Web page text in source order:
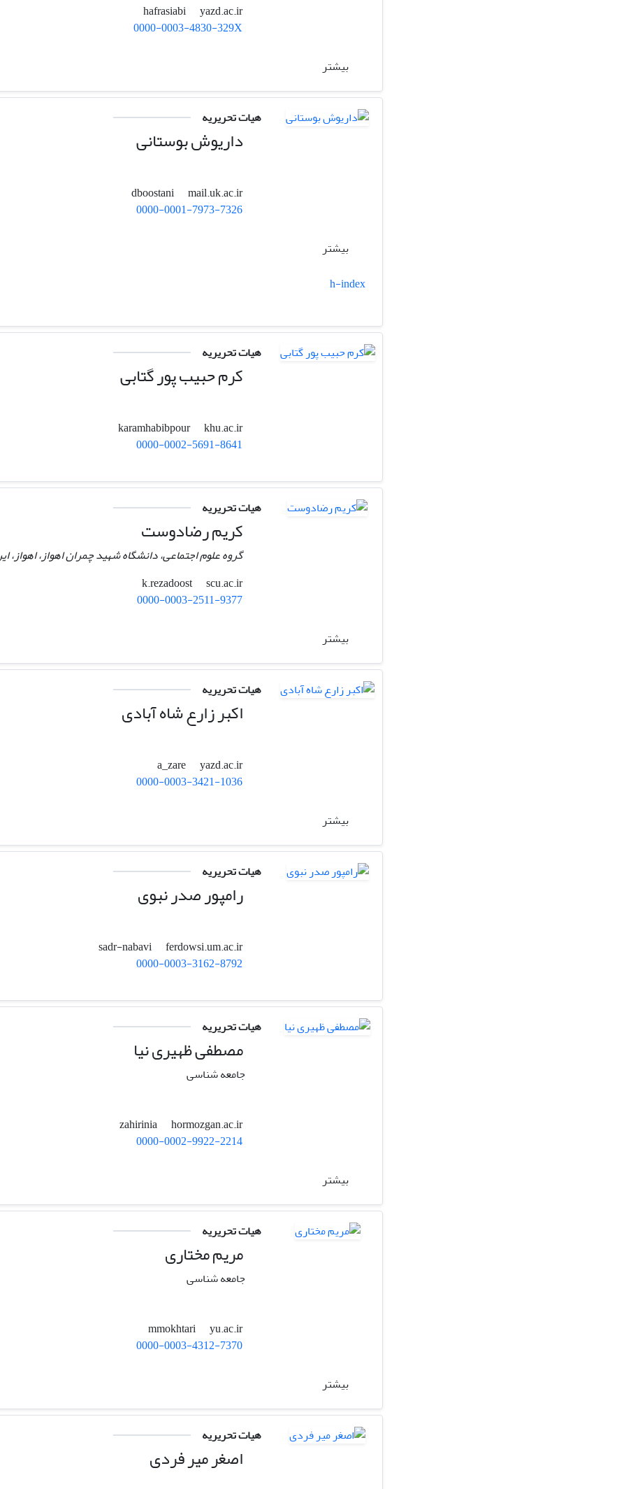
hafrasiabi
yazd.ac.ir
0000-0003-4830-329X
بیشتر
هیات تحریریه
داریوش بوستانی
dboostani
mail.uk.ac.ir
0000-0001-7973-7326
بیشتر
h-index
هیات تحریریه
کرم حبیب پور گتابی
karamhabibpour
khu.ac.ir
0000-0002-5691-8641
هیات تحریریه
کریم رضادوست
گروه علوم اجتماعی، دانشگاه شهید چمران اهواز، اهواز،
k.rezadoost
scu.ac.ir
0000-0003-2511-9377
بیشتر
هیات تحریریه
اکبر زارع شاه آبادی
a_zare
yazd.ac.ir
0000-0003-3421-1036
بیشتر
هیات تحریریه
رامپور صدر نبوی
sadr-nabavi
ferdowsi.um.ac.ir
0000-0003-3162-8792
هیات تحریریه
مصطفی ظهیری نیا
جامعه شناسی
zahirinia
hormozgan.ac.ir
0000-0002-9922-2214
بیشتر
هیات تحریریه
مریم مختاری
جامعه شناسی
mmokhtari
yu.ac.ir
0000-0003-4312-7370
بیشتر
هیات تحریریه
اصغر میر فردی